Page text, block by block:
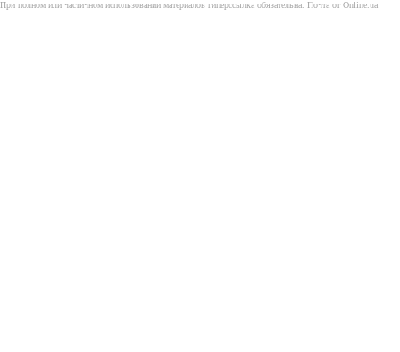
При полном или частичном использовании материалов гиперссылка обязательна. Почта от Online.ua